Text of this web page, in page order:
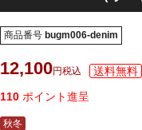
商品番号 bugm006-denim
12,100 税込
110 ポイント進呈
秋冬